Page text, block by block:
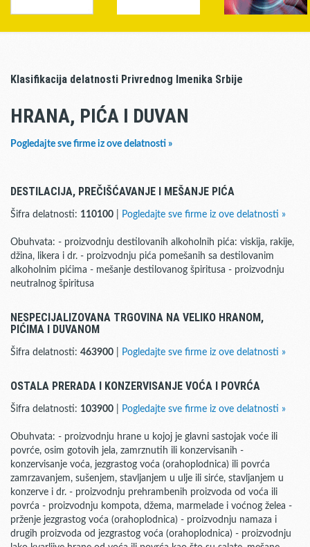
Klasifikacija delatnosti Privrednog Imenika Srbije
HRANA, PIĆA I DUVAN
Pogledajte sve firme iz ove delatnosti »
DESTILACIJA, PREČIŠĆAVANJE I MEŠANJE PIĆA
Šifra delatnosti: 110100 Pogledajte sve firme iz ove delatnosti »
Obuhvata: - proizvodnju destilovanih alkoholnih pića: viskija, rakije,
džina, likera i dr. - proizvodnju pića pomešanih sa destilovanim
alkoholnim pićima - mešanje destilovanog špiritusa - proizvodnju
neutralnog špiritusa
NESPECIJALIZOVANA TRGOVINA NA VELIKO HRANOM,
PIĆIMA I DUVANOM
Šifra delatnosti: 463900 Pogledajte sve firme iz ove delatnosti »
OSTALA PRERADA I KONZERVISANJE VOĆA I POVRĆA
Šifra delatnosti: 103900 Pogledajte sve firme iz ove delatnosti »
Obuhvata: - proizvodnju hrane u kojoj je glavni sastojak voće ili
povrće, osim gotovih jela, zamrznutih ili konzervisanih -
konzervisanje voća, jezgrastog voća (orahoplodnica) ili povrća
zamrzavanjem, sušenjem, stavljanjem u ulje ili sirće, stavljanjem u
konzerve i dr. - proizvodnju prehrambenih proizvoda od voća ili
povrća - proizvodnju kompota, džema, marmelade i voćnog želea -
prženje jezgrastog voća (orahoplodnica) - proizvodnju namaza i
drugih proizvoda od jezgrastog voća (orahoplodnica) - proizvodnju